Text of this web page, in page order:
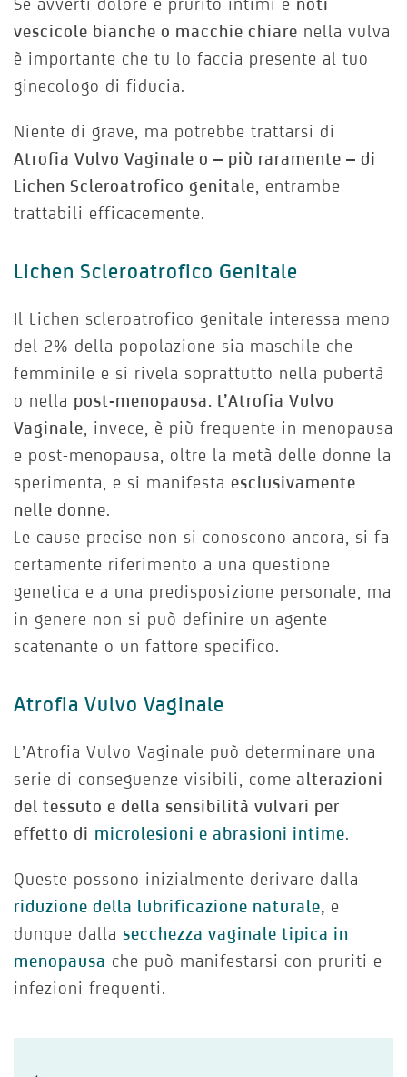
vescicole bianche o macchie chiare nella vulva
è importante che tu lo faccia presente al tuo
ginecologo di fiducia.
Niente di grave, ma potrebbe trattarsi di
Atrofia Vulvo Vaginale o – più raramente – di
Lichen Scleroatrofico genitale , entrambe
trattabili efficacemente.
Lichen Scleroatrofico Genitale
Il Lichen scleroatrofico genitale interessa meno
del 2% della popolazione sia maschile che
femminile e si rivela soprattutto nella pubertà
o nella post-menopausa. L’Atrofia Vulvo
Vaginale , invece, è più frequente in menopausa
e post-menopausa, oltre la metà delle donne la
sperimenta, e si manifesta esclusivamente
nelle donne.
Le cause precise non si conoscono ancora, si fa
certamente riferimento a una questione
genetica e a una predisposizione personale, ma
in genere non si può definire un agente
scatenante o un fattore specifico.
Atrofia Vulvo Vaginale
L’Atrofia Vulvo Vaginale può determinare una
serie di conseguenze visibili, come alterazioni
del tessuto e della sensibilità vulvari per
effetto di microlesioni e abrasioni intime.
Queste possono inizialmente derivare dalla
riduzione della lubrificazione naturale, e
dunque dalla secchezza vaginale tipica in
menopausa che può manifestarsi con pruriti e
infezioni frequenti.